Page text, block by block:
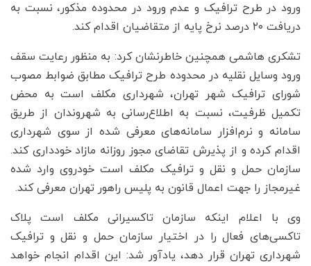
ورود در طرح ترافیک و عدم ورود در محدوده‌ مذکور، نسبت به
دریافت ۲۰ درصد نرخ پایه از متقاضیان اقدام کند.
تشکری هاشمی همچنین خاطرنشان کرد: به منظور رعایت سقف
ورود وسایل نقلیه در محدوده طرح ترافیک مطابق ضوابط مصوب
شورای ترافیک شهر تهران، شهرداری مکلف است به محض
تکمیل ظرفیت، نسبت به اطلاع‌رسانی به شهروندان از طریق
سامانه و نرم‌افزار سامانه‌های معرفی شده از سوی شهرداری
اقدام کرده و از پذیرش تقاضای مجوز روزانه مازاد خودداری کند.
سازمان حمل و نقل و ترافیک مکلف است خودروی وارد شده
غیرمجاز را جهت اعمال قانون به پلیس راهور تهران معرفی کند.
وی با اعلام اینکه سازمان تاکسیرانی مکلف است پلاک
تاکسی‌های فعال را در اختیار سازمان حمل و نقل و ترافیک
شهرداری تهران قرار دهد، یادآور شد: این اقدام انجام خواهد